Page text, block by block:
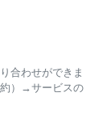
合わせができま
）→サービスの